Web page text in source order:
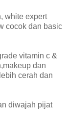
white expert
cocok dan basic
vitamin c &
dan
cerah dan
diwajah pijat